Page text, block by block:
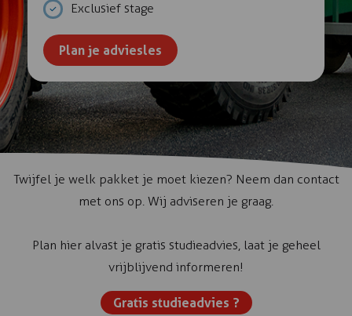
Exclusief stage
Plan je adviesles
Twijfel je welk pakket je moet kiezen? Neem dan contact
met ons op. Wij adviseren je graag.
Plan hier alvast je gratis studieadvies, laat je geheel
vrijblijvend informeren!
Gratis studieadvies ?